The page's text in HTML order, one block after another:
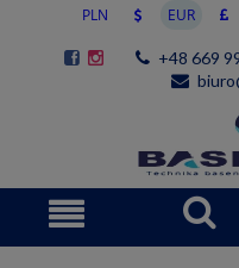
+48 669